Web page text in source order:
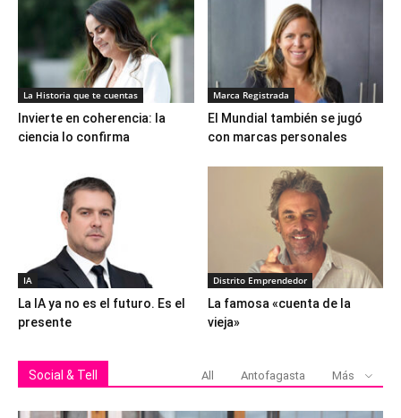
La Historia que te cuentas
Invierte en coherencia: la
ciencia lo confirma
Marca Registrada
El Mundial también se jugó
con marcas personales
IA
La IA ya no es el futuro. Es el
presente
Distrito Emprendedor
La famosa «cuenta de la
vieja»
Social & Tell All Antofagasta Más